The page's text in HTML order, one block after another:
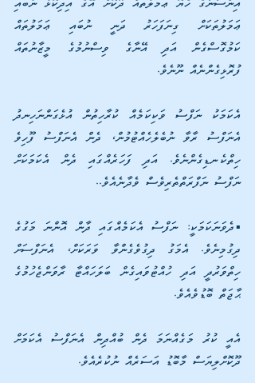
ފުރޮޅިގެންނެއް ނޫނެވެ.
އެކަމަކު ނަފްސު ވަކިކަމެއް ކުރާހިތުން އުޅެގަންނަހިނދު
އެނަފްސު ރާވާ ނުބެލެހެއްޓުމުން، ދެން އެނަފްސު ފޫހިވެ
ހިތްކެނޑިގެންނެވެ. އަދި ފަހަރެއްގައި ދެން އެކަމަކަށް
ނަފްސު ނަފްރަތްތެރިވެސް ވެދާނެއެވެ..
ދިގުމިނެވެ. އެމަގު ދިގުވެގެންވާ ވަރަކަށް، އެނަފްސަށް
ޙާޖަތް ބޮޑުވެއެވެ.
އެއީ ކުރު މަގެއްނަމަ ދެން ބުއްދިން އެނަފްސު އެކަމަށް
ދޫކޮށްލިޔަސް މާބޮޑު އަސަރެއް ނުކުރެއެވެ.